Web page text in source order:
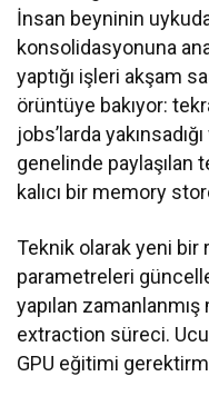
İnsan beyninin
konsolidasyonuna
yaptığı işleri akşam
örüntüye bakıyor:
jobs’larda
genelinde paylaşılan
kalıcı bir memory
Teknik olarak yeni bir
parametreleri
yapılan
extraction süreci.
GPU eğitimi